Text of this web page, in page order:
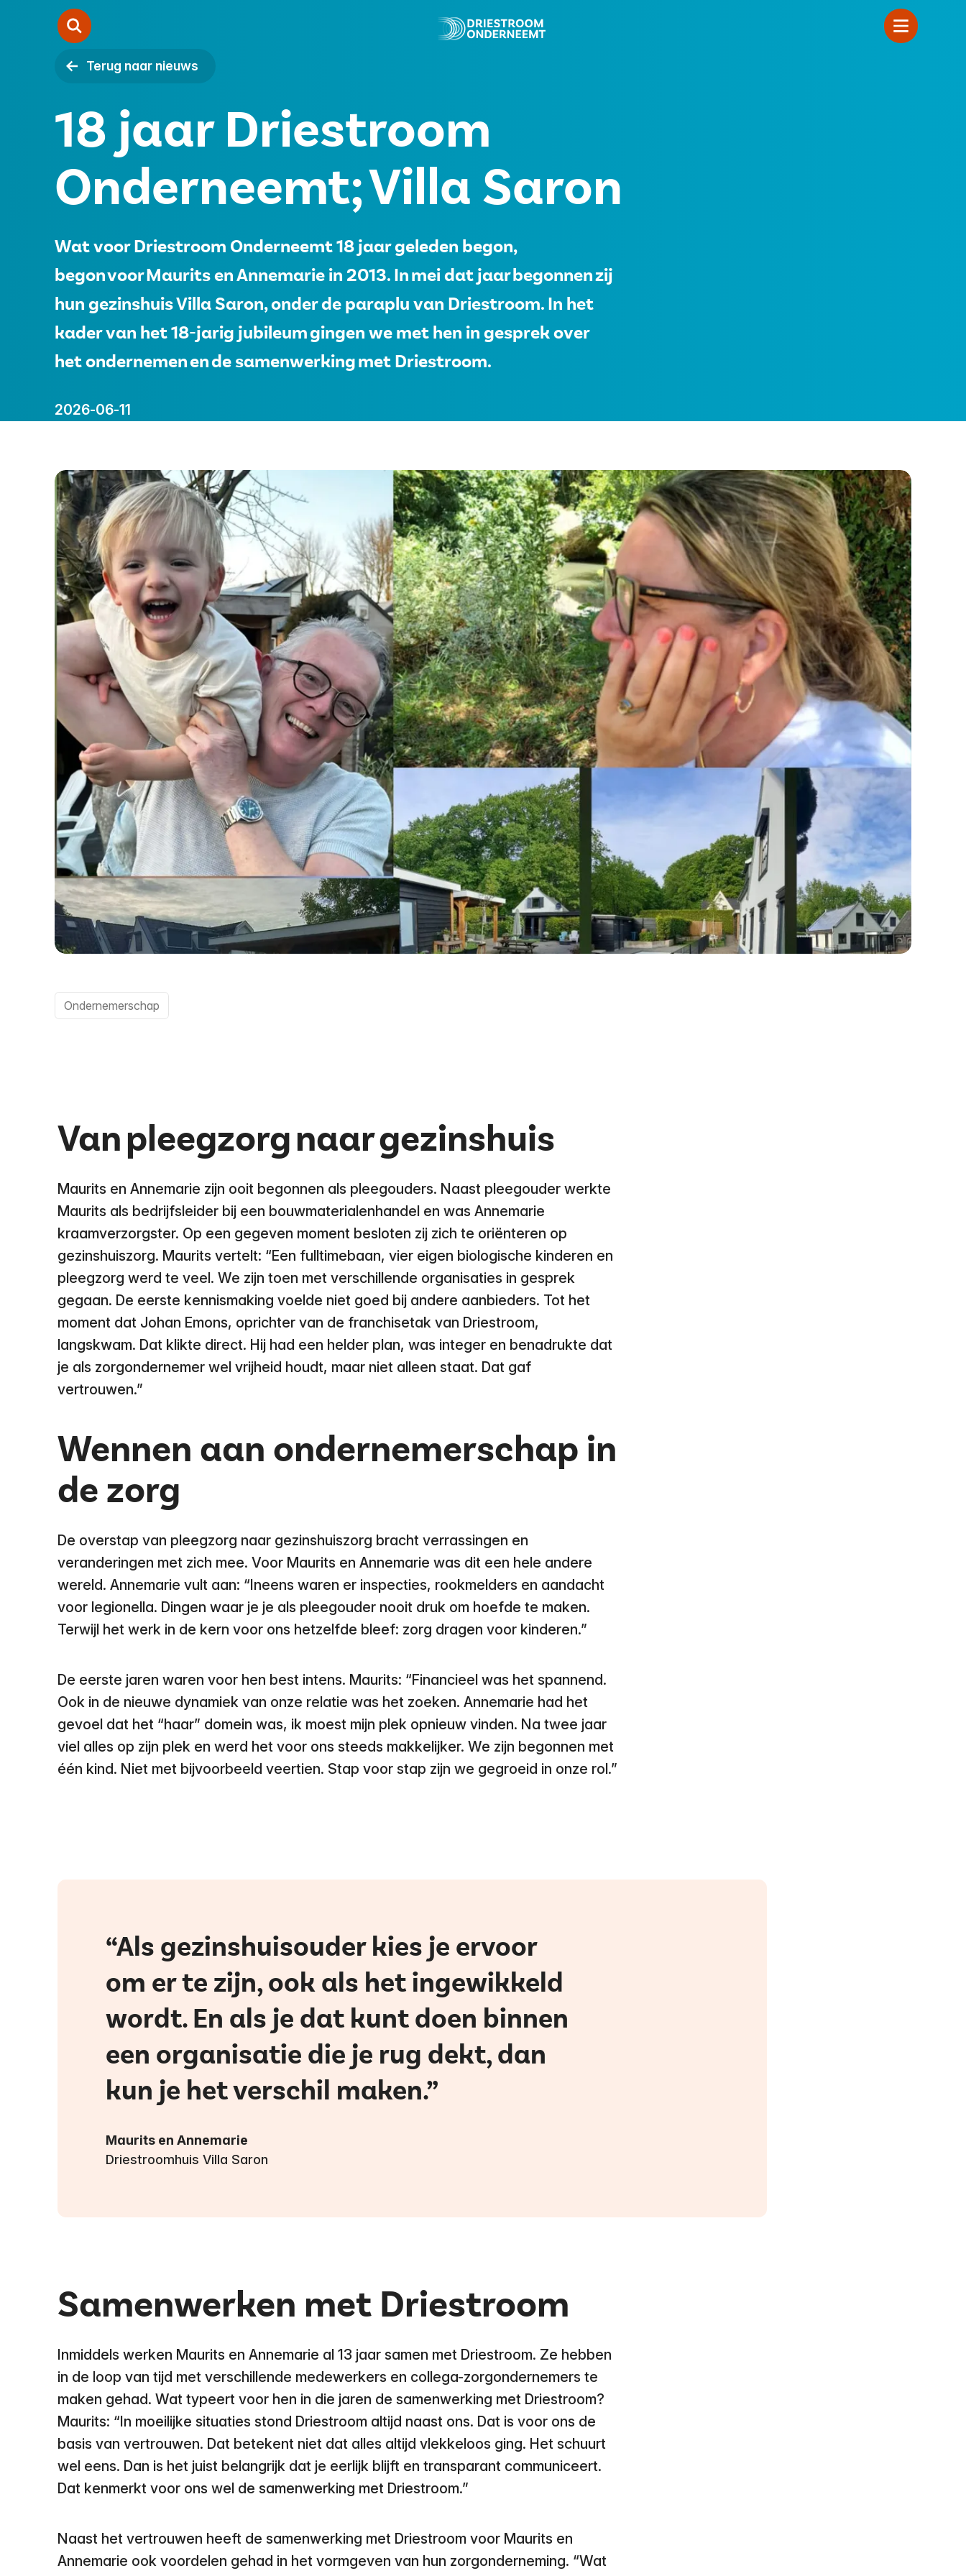
Starten
Samenwerken
Contact
Vacatures
Financiers
Terug naar nieuws
18 jaar Driestroom
Onderneemt; Villa Saron
2026-06-11
Ondernemerschap
Wat voor Driestroom Onderneemt 18 jaar geleden begon,
begon voor Maurits en Annemarie in 2013. In mei dat jaar begonnen zij
hun gezinshuis Villa Saron, onder de paraplu van Driestroom. In het
kader van het 18-jarig jubileum gingen we met hen in gesprek over
het ondernemen en de samenwerking met Driestroom.
Van pleegzorg naar gezinshuis
Maurits en Annemarie zijn ooit begonnen als pleegouders. Naast pleegouder werkte
Maurits als bedrijfsleider bij een bouwmaterialenhandel en was Annemarie
kraamverzorgster. Op een gegeven moment besloten zij zich te oriënteren op
gezinshuiszorg. Maurits vertelt: “Een fulltimebaan, vier eigen biologische kinderen en
pleegzorg werd te veel. We zijn toen met verschillende organisaties in gesprek
gegaan. De eerste kennismaking voelde niet goed bij andere aanbieders. Tot het
moment dat Johan Emons, oprichter van de franchisetak van Driestroom,
langskwam. Dat klikte direct. Hij had een helder plan, was integer en benadrukte dat
je als zorgondernemer wel vrijheid houdt, maar niet alleen staat. Dat gaf
vertrouwen.”
Wennen aan ondernemerschap in
de zorg
De overstap van pleegzorg naar gezinshuiszorg bracht verrassingen en
veranderingen met zich mee. Voor Maurits en Annemarie was dit een hele andere
wereld. Annemarie vult aan: “Ineens waren er inspecties, rookmelders en aandacht
voor legionella. Dingen waar je je als pleegouder nooit druk om hoefde te maken.
Terwijl het werk in de kern voor ons hetzelfde bleef: zorg dragen voor kinderen.”
De eerste jaren waren voor hen best intens. Maurits: “Financieel was het spannend.
Ook in de nieuwe dynamiek van onze relatie was het zoeken. Annemarie had het
gevoel dat het “haar” domein was, ik moest mijn plek opnieuw vinden. Na twee jaar
viel alles op zijn plek en werd het voor ons steeds makkelijker. We zijn begonnen met
één kind. Niet met bijvoorbeeld veertien. Stap voor stap zijn we gegroeid in onze rol.”
Als gezinshuisouder kies je ervoor
om er te zijn, ook als het ingewikkeld
wordt. En als je dat kunt doen binnen
een organisatie die je rug dekt, dan
kun je het verschil maken.
Maurits en Annemarie
Driestroomhuis Villa Saron
Samenwerken met Driestroom
Inmiddels werken Maurits en Annemarie al 13 jaar samen met Driestroom. Ze hebben
in de loop van tijd met verschillende medewerkers en collega-zorgondernemers te
maken gehad. Wat typeert voor hen in die jaren de samenwerking met Driestroom?
Maurits: “In moeilijke situaties stond Driestroom altijd naast ons. Dat is voor ons de
basis van vertrouwen. Dat betekent niet dat alles altijd vlekkeloos ging. Het schuurt
wel eens. Dan is het juist belangrijk dat je eerlijk blijft en transparant communiceert.
Dat kenmerkt voor ons wel de samenwerking met Driestroom.”
Naast het vertrouwen heeft de samenwerking met Driestroom voor Maurits en
Annemarie ook voordelen gehad in het vormgeven van hun zorgonderneming. “Wat